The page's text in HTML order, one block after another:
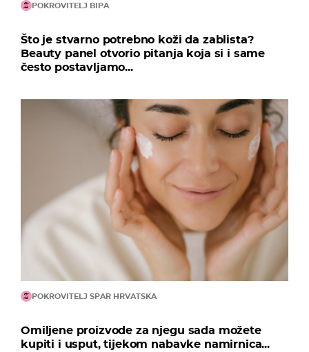
POKROVITELJ BIPA
Što je stvarno potrebno koži da zablista?
Beauty panel otvorio pitanja koja si i same
često postavljamo...
POKROVITELJ SPAR HRVATSKA
Omiljene proizvode za njegu sada možete
kupiti i usput, tijekom nabavke namirnica...